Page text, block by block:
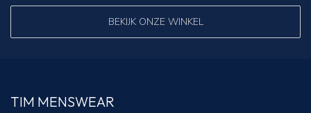
BEKIJK ONZE WINKEL
TIM MENSWEAR